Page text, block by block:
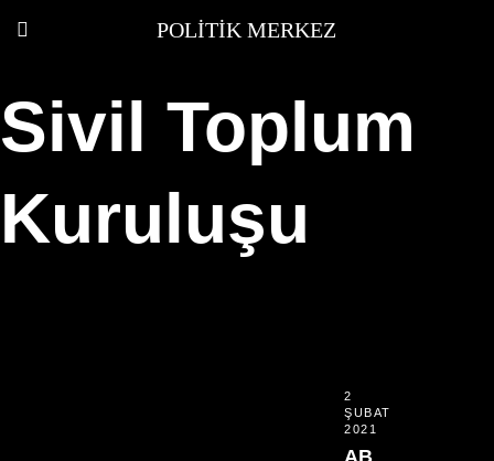
POLITIK MERKEZ
Sivil Toplum
Kuruluşu
2
ŞUBAT
2021